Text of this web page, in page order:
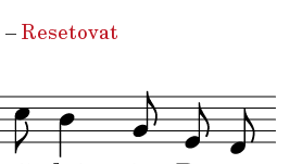
–Resetovat